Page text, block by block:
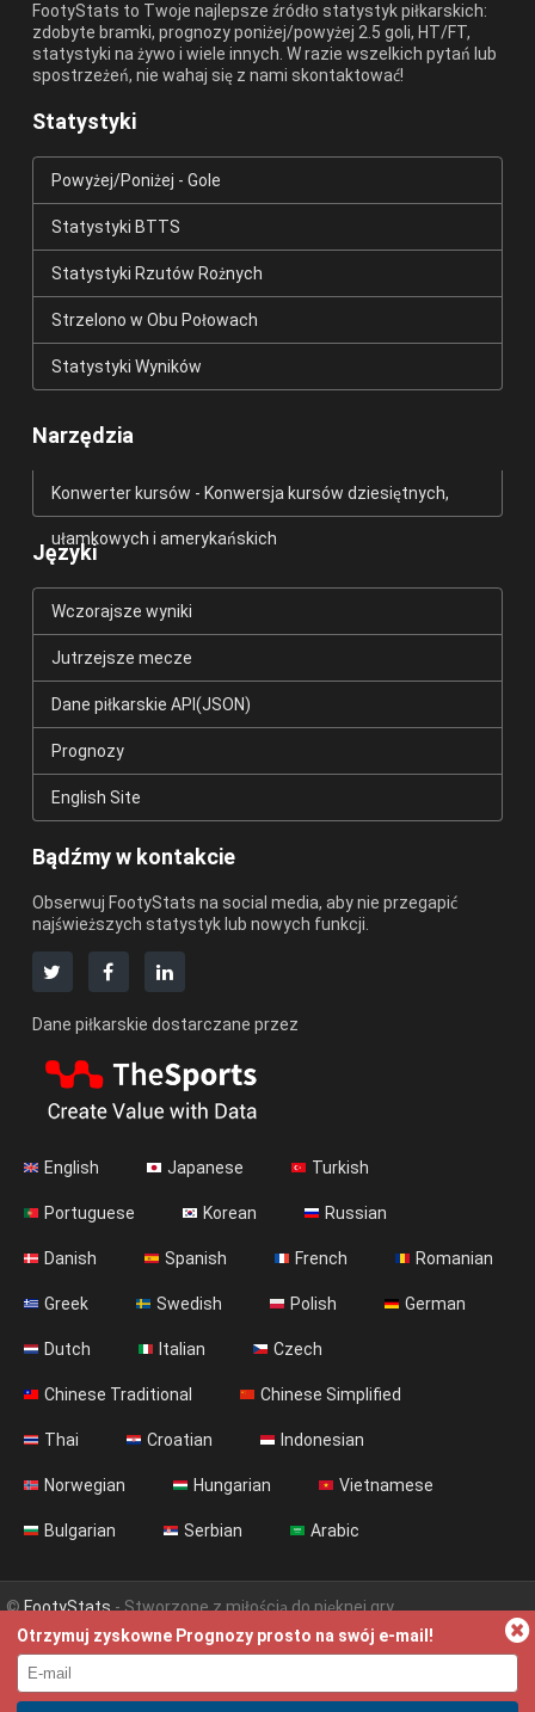
FootyStats to Twoje najlepsze źródło statystyk piłkarskich:
zdobyte bramki, prognozy poniżej/powyżej 2.5 goli, HT/FT,
statystyki na żywo i wiele innych. W razie wszelkich pytań lub
spostrzeżeń, nie wahaj się z nami skontaktować!
Statystyki
Powyżej/Poniżej - Gole
Statystyki BTTS
Statystyki Rzutów Rożnych
Strzelono w Obu Połowach
Statystyki Wyników
Narzędzia
Konwerter kursów - Konwersja kursów dziesiętnych,
ułamkowych i amerykańskich
Języki
Wczorajsze wyniki
Jutrzejsze mecze
Dane piłkarskie API(JSON)
Prognozy
English Site
Bądźmy w kontakcie
Obserwuj FootyStats na social media, aby nie przegapić
najświeższych statystyk lub nowych funkcji.
Dane piłkarskie dostarczane przez
English Japanese Turkish
Portuguese Korean Russian
Danish Spanish French Romanian
Greek Swedish Polish German
Dutch Italian Czech
Chinese Traditional Chinese Simplified
Thai Croatian Indonesian
Norwegian Hungarian Vietnamese
Bulgarian Serbian Arabic
©FootyStats- Stworzone z miłością do pięknej gry
Kontakt
O nas Pomoc Polityka Prywatności
Terms & Conditions (English) News (English)
Otrzymuj zyskowne Prognozy prosto na swój e-mail!